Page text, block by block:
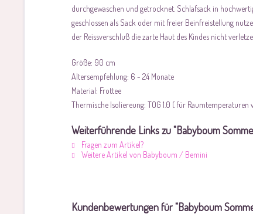
durchgewaschen und getrocknet. Schlafsack in
geschlossen als Sack oder mit freier Beinfreistellung
der Reissverschluß die zarte Haut des Kindes nicht
Größe: 90 cm
Altersempfehlung: 6 - 24 Monate
Material: Frottee
Thermische Isoliereung: TOG 1.0 ( für Raumtemperaturen
Weiterführende Links zu "Babyboum
Fragen zum Artikel?
Weitere Artikel von Babyboum / Bemini
Kundenbewertungen für "Babyboum